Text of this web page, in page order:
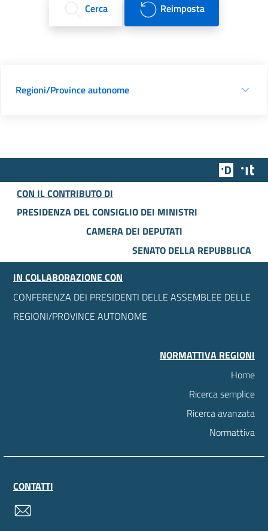
Cerca Reimposta
Regioni/Province autonome
Team
CON IL CONTRIBUTO DI
PRESIDENZA DEL CONSIGLIO DEI MINISTRI
CAMERA DEI DEPUTATI
SENATO DELLA REPUBBLICA
IN COLLABORAZIONE CON
CONFERENZA DEI PRESIDENTI DELLE ASSEMBLEE DELLE
REGIONI/PROVINCE AUTONOME
NORMATTIVA REGIONI
Home
Ricerca semplice
Ricerca avanzata
Normattiva
CONTATTI